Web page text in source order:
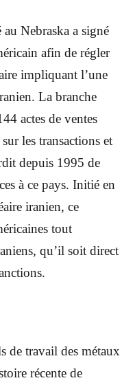
Nebraska a signé
afin de régler
impliquant l’une
La branche
actes de ventes
les transactions et
depuis 1995 de
à ce pays. Initié en
iranien, ce
tout
qu’il soit direct
de travail des métaux
récente de